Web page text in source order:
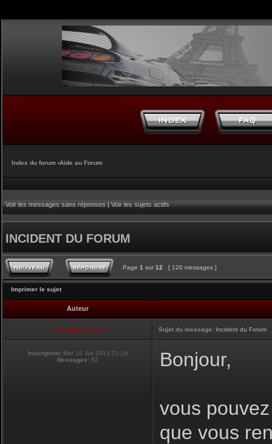
Index du forum ‹Aide au Forum
Voir les messages sans réponses|Voir les sujets actifs
INCIDENT DU FORUM
Page 1 sur 12 [ 120 messages ]
Imprimer le sujet
Auteur
Club Supra France Sujet du message: Incident du Forum
Inscription: Mar 16 Juil 2013 21:16
Messages: 82 Bonjour,
vous
que vous